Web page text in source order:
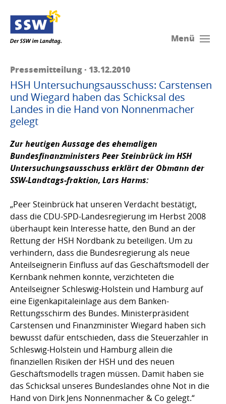
Menü
Pressemitteilung · 13.12.2010
HSH Untersuchungsausschuss: Carstensen
und Wiegard haben das Schicksal des
Landes in die Hand von Nonnenmacher
gelegt
Zur heutigen Aussage des ehemaligen
Bundesfinanzministers Peer Steinbrück im HSH
Untersuchungsausschuss erklärt der Obmann der
SSW-Landtags-fraktion, Lars Harms:
„Peer Steinbrück hat unseren Verdacht bestätigt,
dass die CDU-SPD-Landesregierung im Herbst 2008
überhaupt kein Interesse hatte, den Bund an der
Rettung der HSH Nordbank zu beteiligen. Um zu
verhindern, dass die Bundesregierung als neue
Anteilseignerin Einfluss auf das Geschäftsmodell der
Kernbank nehmen konnte, verzichteten die
Anteilseigner Schleswig-Holstein und Hamburg auf
eine Eigenkapitaleinlage aus dem Banken-
Rettungsschirm des Bundes. Ministerpräsident
Carstensen und Finanzminister Wiegard haben sich
bewusst dafür entschieden, dass die Steuerzahler in
Schleswig-Holstein und Hamburg allein die
finanziellen Risiken der HSH und des neuen
Geschäftsmodells tragen müssen. Damit haben sie
das Schicksal unseres Bundeslandes ohne Not in die
Hand von Dirk Jens Nonnenmacher & Co gelegt.“